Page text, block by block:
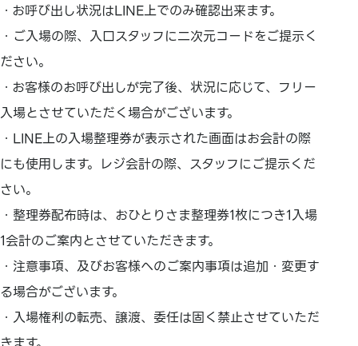
・お呼び出し状況はLINE上でのみ確認出来ます。
・ご入場の際、入口スタッフに二次元コードをご提示く
ださい。
・お客様のお呼び出しが完了後、状況に応じて、フリー
入場とさせていただく場合がございます。
・LINE上の入場整理券が表示された画面はお会計の際
にも使用します。レジ会計の際、スタッフにご提示くだ
さい。
・整理券配布時は、おひとりさま整理券1枚につき1入場
1会計のご案内とさせていただきます。
・注意事項、及びお客様へのご案内事項は追加・変更す
る場合がございます。
・入場権利の転売、譲渡、委任は固く禁止させていただ